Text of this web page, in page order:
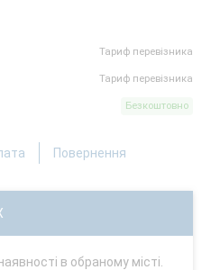
Тариф перевізника
Тариф перевізника
Безкоштовно
Повернення
в обраному місті.